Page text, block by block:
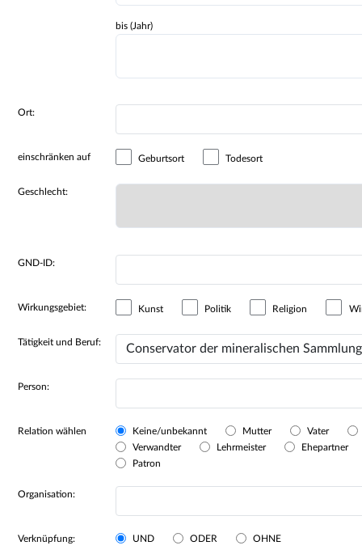
bis (Jahr)
Ort:
einschränken auf Geburtsort Todesort
Geschlecht:
GND-ID:
Wirkungsgebiet: Kunst Politik Religion
Tätigkeit und Beruf:
Person:
Relation wählen Keine/unbekannt Mutter
Vater
Verwandter
Lehrmeister
Ehepartner
Patron
Organisation:
Verknüpfung: UND ODER OHNE